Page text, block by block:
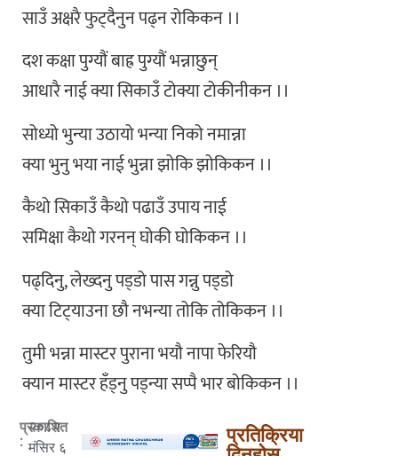
साउँ अक्षरै फुट्दैनुन पढ्न रोकिकन ।।
दश कक्षा पुग्यौं बाह्र पुग्यौं भन्नाछुन्
आधारै नाई क्या सिकाउँ टोक्या टोकीनीकन ।।
सोध्यो भुन्या उठायो भन्या निको नमान्ना
क्या भुनु भया नाई भुन्ना झोकि झोकिकन ।।
कैथो सिकाउँ कैथो पढाउँ उपाय नाई
समिक्षा कैथो गरनन् घोकी घोकिकन ।।
पढ्दिनु, लेख्दनु पड्‌डो पास गन्नु पड्‌डो
क्या टिट्‌याउना छौ नभन्या तोकि तोकिकन ।।
तुमी भन्ना मास्टर पुराना भयौ नापा फेरियौ
क्यान मास्टर हँड्नु पड्न्या सप्पै भार बोकिकन ।।
प्रकाशित
:
२०८२
मंसिर ६
प्रतिक्रिया